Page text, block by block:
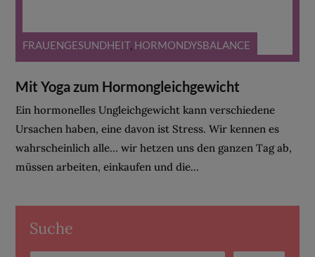
FRAUENGESUNDHEIT, HORMONDYSBALANCE
Mit Yoga zum Hormongleichgewicht
Ein hormonelles Ungleichgewicht kann verschiedene
Ursachen haben, eine davon ist Stress. Wir kennen es
wahrscheinlich alle… wir hetzen uns den ganzen Tag ab,
müssen arbeiten, einkaufen und die...
Suche